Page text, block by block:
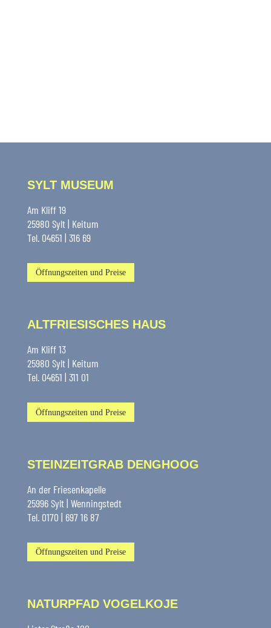
SYLT MUSEUM
Am Kliff 19
25980 Sylt | Keitum
Tel. 04651 | 316 69
Öffnungszeiten und Preise
ALTFRIESISCHES HAUS
Am Kliff 13
25980 Sylt | Keitum
Tel. 04651 | 311 01
Öffnungszeiten und Preise
STEINZEITGRAB DENGHOOG
An der Friesenkapelle
25996 Sylt | Wenningstedt
Tel. 0170 | 697 16 87
Öffnungszeiten und Preise
NATURPFAD VOGELKOJE